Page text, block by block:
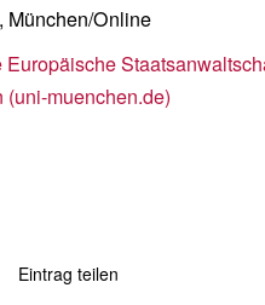
München/Online
Europäische
(uni-muenchen.de)
Eintrag teilen